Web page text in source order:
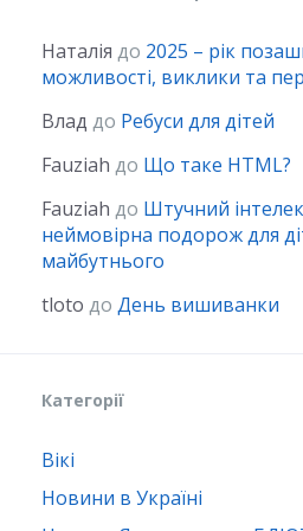
Наталія до 2025 – рік
можливості, виклики та
Влад до Ребуси для дітей
Fauziah до Що таке HTML?
Fauziah до Штучний
неймовірна подорож для
майбутнього
tloto до День вишиванки
Категорії
Вікі
Новини в Україні